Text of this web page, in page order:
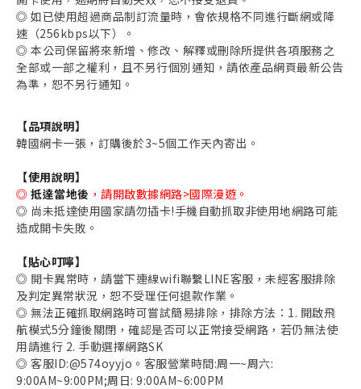
◎ 如已使用超過商品制訂流量時，會依規格不同進行斷網或降
速（256kbps以下）。
◎ 本公司保留將來新增、修改、解釋或刪除所提供各項服務之
全部或一部之權利，且不另行個別通知，請依產品網頁最新公告
為準，恕不另行通知。
【品項說明】
韓國網卡一張，訂購後於3~5個工作天內寄出。
【使用說明】
◎ 抵達當地後 ，請開啟數據網路>國際漫遊。
◎ 尚未抵達使用國家請勿插卡!手機自動抓取非使用地網路可能
造成開卡失敗。
【貼心叮嚀】
◎ 開卡異常時，請當下連線wifi聯繫LINE客服，未經客服排除
及判定異常狀況，恕不受理任何退款作業。
◎ 無法正確抓取網路時可嘗試簡易排除，排除方法：1. 開啟飛
航模式5分鐘後關閉，確認是否可以正常接受網路，若仍無法使
用請進行 2. 手動選擇網路SK
◎ 客服ID:@574oyyjo。客服營業時間:周一~周六:
9:00AM~9:00PM;周日: 9:00AM~6:00PM